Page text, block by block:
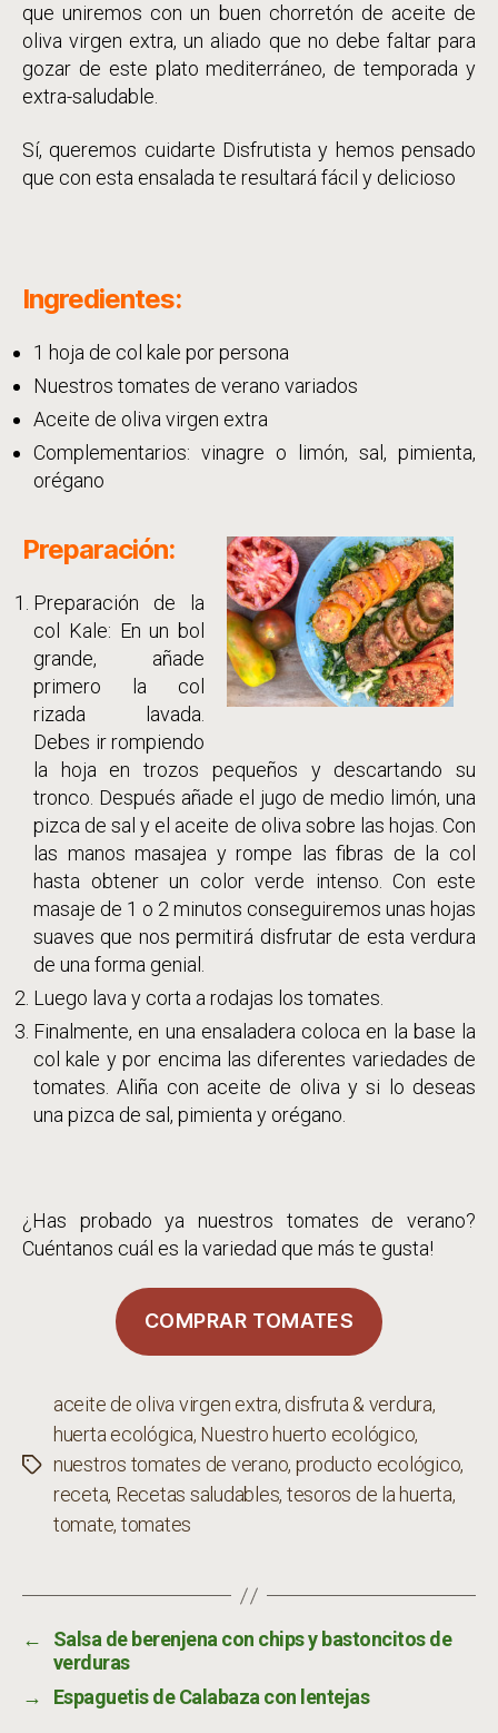
que uniremos con un buen chorretón de aceite de
oliva virgen extra, un aliado que no debe faltar para
gozar de este plato mediterráneo, de temporada y
extra-saludable.
Sí, queremos cuidarte Disfrutista y hemos pensado
que con esta ensalada te resultará fácil y delicioso
Ingredientes:
1 hoja de col kale por persona
Nuestros tomates de verano variados
Aceite de oliva virgen extra
Complementarios: vinagre o limón, sal, pimienta,
orégano
Preparación:
Preparación de la
col Kale: En un bol
grande, añade
primero la col
rizada lavada.
Debes ir rompiendo
la hoja en trozos pequeños y descartando su
tronco. Después añade el jugo de medio limón, una
pizca de sal y el aceite de oliva sobre las hojas. Con
las manos masajea y rompe las fibras de la col
hasta obtener un color verde intenso. Con este
masaje de 1 o 2 minutos conseguiremos unas hojas
suaves que nos permitirá disfrutar de esta verdura
de una forma genial.
Luego lava y corta a rodajas los tomates.
Finalmente, en una ensaladera coloca en la base la
col kale y por encima las diferentes variedades de
tomates. Aliña con aceite de oliva y si lo deseas
una pizca de sal, pimienta y orégano.
¿Has probado ya nuestros tomates de verano?
Cuéntanos cuál es la variedad que más te gusta!
COMPRAR TOMATES
Etiquetas
aceite de oliva virgen extra, disfruta & verdura,
huerta ecológica, Nuestro huerto ecológico,
nuestros tomates de verano, producto ecológico,
receta, Recetas saludables, tesoros de la huerta,
tomate, tomates
←
Salsa de berenjena con chips y bastoncitos de
verduras
→
Espaguetis de Calabaza con lentejas